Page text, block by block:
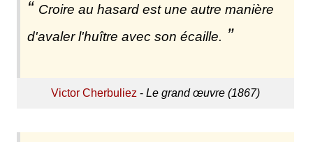
Croire au hasard est une autre manière
d'avaler l'huître avec son écaille.
Victor Cherbuliez - Le grand œuvre (1867)